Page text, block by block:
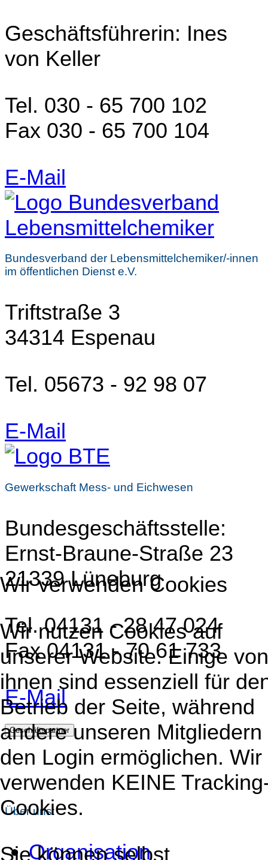
Geschäftsführerin: Ines
von Keller
Tel. 030 - 65 700 102
Fax 030 - 65 700 104
E-Mail
Bundesverband der Lebensmittelchemiker/-innen
im öffentlichen Dienst e.V.
Triftstraße 3
34314 Espenau
Tel. 05673 - 92 98 07
E-Mail
Gewerkschaft Mess- und Eichwesen
Bundesgeschäftsstelle:
Ernst-Braune-Straße 23
21339 Lüneburg
Tel. 04131 - 28 47 024
Fax 04131 - 70 61 733
E-Mail
Geschäftspartner
Über uns:
Organisation
Wir verwenden Cookies
Wir nutzen Cookies auf
unserer Website. Einige von
ihnen sind essenziell für
Betrieb der Seite, während
andere unseren Mitgliedern
den Login ermöglichen. Wir
verwenden KEINE
Cookies.
Sie können selbst